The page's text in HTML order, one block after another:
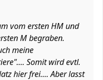
vom ersten HM und
M begraben.
meine
Somit wird evtl.
hier frei.... Aber lasst